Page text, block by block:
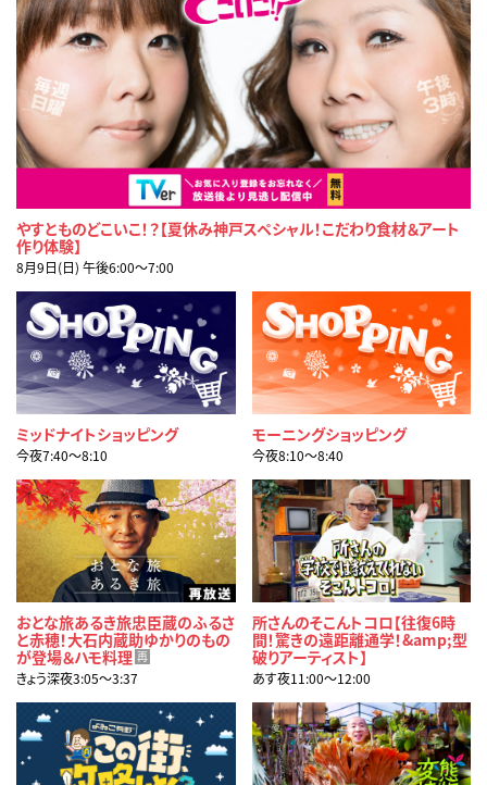
やすとものどこいこ！？【夏休み神戸スペシャル！こだわり食材＆アート
作り体験】
8月9日(日) 午後6:00〜7:00
ミッドナイトショッピング
今夜7:40〜8:10
モーニングショッピング
今夜8:10〜8:40
おとな旅あるき旅忠臣蔵のふるさ
と赤穂！大石内蔵助ゆかりのもの
が登場＆ハモ料理 再
きょう深夜3:05〜3:37
所さんのそこんトコロ【往復6時
間！驚きの遠距離通学！&amp;型
破りアーティスト】
あす夜11:00〜12:00